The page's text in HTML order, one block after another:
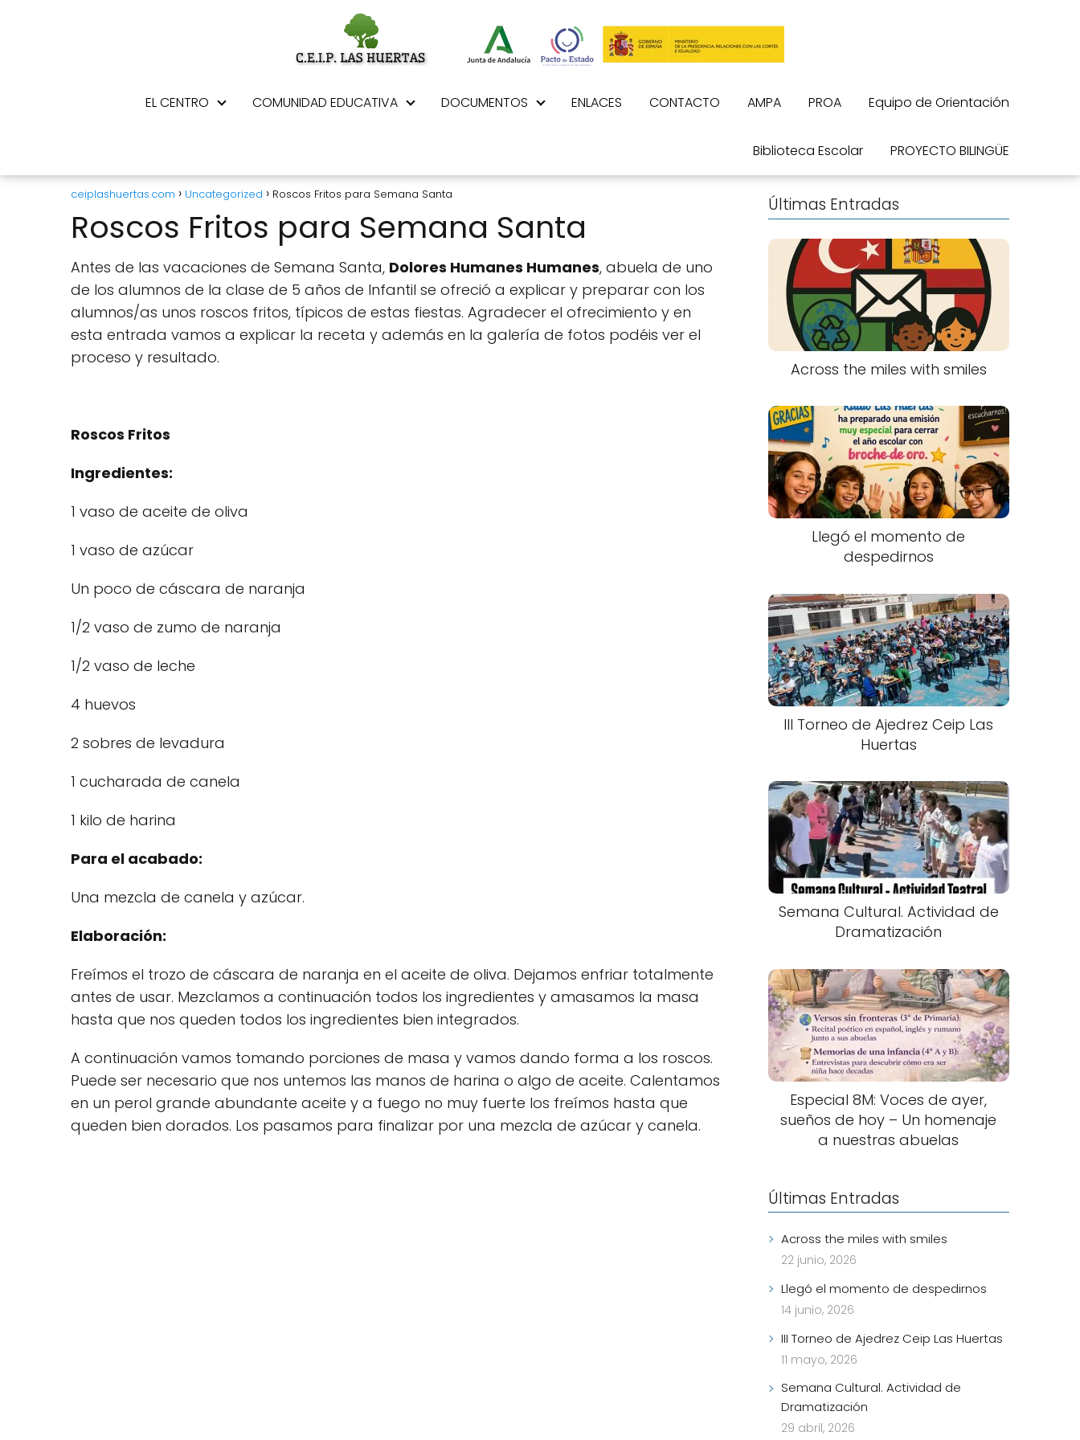
EL CENTRO COMUNIDAD EDUCATIVA DOCUMENTOS ENLACES CONTACTO AMPA PROA Equipo de Orientación
Biblioteca Escolar PROYECTO BILINGÜE
ceiplashuertas.com Uncategorized Roscos Fritos para Semana Santa
Roscos Fritos para Semana Santa
Antes de las vacaciones de Semana Santa, Dolores Humanes Humanes, abuela de uno
de los alumnos de la clase de 5 años de Infantil se ofreció a explicar y preparar con los
alumnos/as unos roscos fritos, típicos de estas fiestas. Agradecer el ofrecimiento y en
esta entrada vamos a explicar la receta y además en la galería de fotos podéis ver el
proceso y resultado.
Roscos Fritos
Ingredientes:
1 vaso de aceite de oliva
1 vaso de azúcar
Un poco de cáscara de naranja
1/2 vaso de zumo de naranja
1/2 vaso de leche
4 huevos
2 sobres de levadura
1 cucharada de canela
1 kilo de harina
Para el acabado:
Una mezcla de canela y azúcar.
Elaboración:
Freímos el trozo de cáscara de naranja en el aceite de oliva. Dejamos enfriar totalmente
antes de usar. Mezclamos a continuación todos los ingredientes y amasamos la masa
hasta que nos queden todos los ingredientes bien integrados.
A continuación vamos tomando porciones de masa y vamos dando forma a los roscos.
Puede ser necesario que nos untemos las manos de harina o algo de aceite. Calentamos
en un perol grande abundante aceite y a fuego no muy fuerte los freímos hasta que
queden bien dorados. Los pasamos para finalizar por una mezcla de azúcar y canela.
Últimas Entradas
Across the miles with smiles
Llegó el momento de
despedirnos
III Torneo de Ajedrez Ceip Las
Huertas
Semana Cultural. Actividad de
Dramatización
Especial 8M: Voces de ayer,
sueños de hoy – Un homenaje
a nuestras abuelas
Últimas Entradas
Across the miles with smiles
22 junio, 2026
Llegó el momento de despedirnos
14 junio, 2026
III Torneo de Ajedrez Ceip Las Huertas
11 mayo, 2026
Semana Cultural. Actividad de
Dramatización
29 abril, 2026